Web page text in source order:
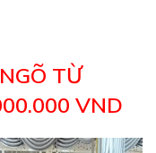
TỪ
VND